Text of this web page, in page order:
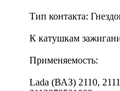
Тип контакта:
К катушкам
Применяемость:
Lada (ВАЗ) 2110,